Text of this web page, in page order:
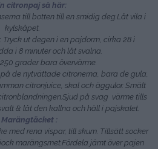
citronpaj så här:
till botten till en smidig deg.Låt vila i
kylskåpet.
ut degen i en pajdorm, cirka 28 i
i 8 minuter och låt svalna.
grader bara övervärme.
de nytvättade citronerna, bara de gula,
citronjuice, skal och äggulor. Smält
på svag värme tills
& låt den kallna och häll i pajskalet.
Marängtäcket :
med rena vispar, till skum. Tillsätt socker
marängsmet.Fördela jämt över pajen